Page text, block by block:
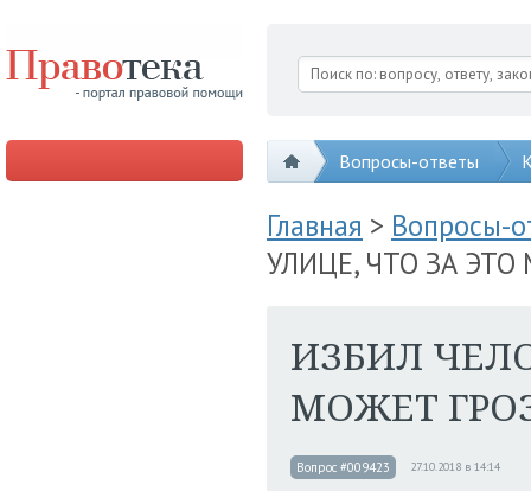
Вопросы-ответы
Главная > Вопросы-
УЛИЦЕ, ЧТО ЗА
ИЗБИЛ
МОЖЕТ
Вопрос #009423 27.10.2018 в 14:14